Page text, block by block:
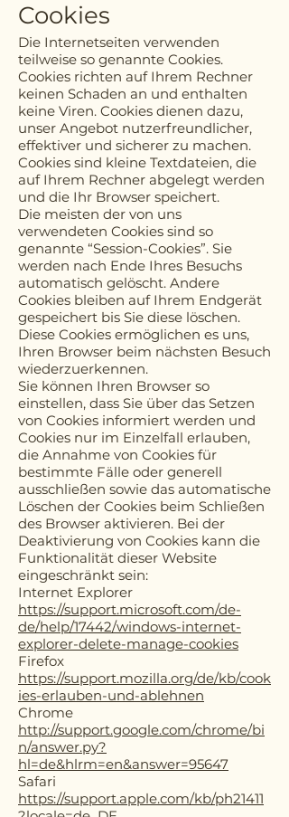
Cookies
Die Internetseiten verwenden
teilweise so genannte Cookies.
Cookies richten auf Ihrem Rechner
keinen Schaden an und enthalten
keine Viren. Cookies dienen dazu,
unser Angebot nutzerfreundlicher,
effektiver und sicherer zu machen.
Cookies sind kleine Textdateien, die
auf Ihrem Rechner abgelegt werden
und die Ihr Browser speichert.
Die meisten der von uns
verwendeten Cookies sind so
genannte “Session-Cookies”. Sie
werden nach Ende Ihres Besuchs
automatisch gelöscht. Andere
Cookies bleiben auf Ihrem Endgerät
gespeichert bis Sie diese löschen.
Diese Cookies ermöglichen es uns,
Ihren Browser beim nächsten Besuch
wiederzuerkennen.
Sie können Ihren Browser so
einstellen, dass Sie über das Setzen
von Cookies informiert werden und
Cookies nur im Einzelfall erlauben,
die Annahme von Cookies für
bestimmte Fälle oder generell
ausschließen sowie das automatische
Löschen der Cookies beim Schließen
des Browser aktivieren. Bei der
Deaktivierung von Cookies kann die
Funktionalität dieser Website
eingeschränkt sein:
Internet Explorer
https://support.microsoft.com/de-
de/help/17442/windows-internet-
explorer-delete-manage-cookies
Firefox
https://support.mozilla.org/de/kb/cook
ies-erlauben-und-ablehnen
Chrome
http://support.google.com/chrome/bi
n/answer.py?
hl=de&hlrm=en&answer=95647
Safari
https://support.apple.com/kb/ph21411